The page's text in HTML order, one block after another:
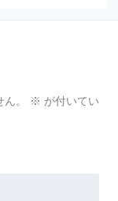
。 ※ が付いてい